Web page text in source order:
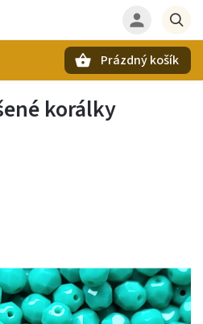
Prázdný košík
korálky